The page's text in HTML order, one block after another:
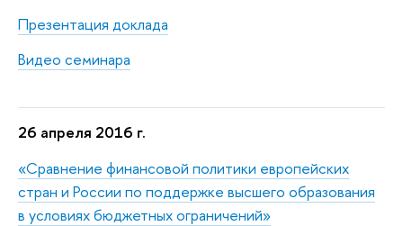
Презентация доклада
Видео семинара
26 апреля 2016 г.
«Сравнение финансовой политики европейских
стран и России по поддержке высшего образования
в условиях бюджетных ограничений»